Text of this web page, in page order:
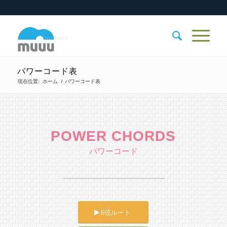
パワーコード表
現在位置: ホーム / パワーコード表
POWER CHORDS
パワーコード
6弦ルート